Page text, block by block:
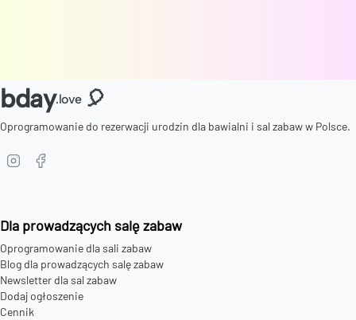
bday.love 🎈
Oprogramowanie do rezerwacji urodzin dla bawialni i sal zabaw w Polsce.
Dla prowadzących salę zabaw
Oprogramowanie dla sali zabaw
Blog dla prowadzących salę zabaw
Newsletter dla sal zabaw
Dodaj ogłoszenie
Cennik